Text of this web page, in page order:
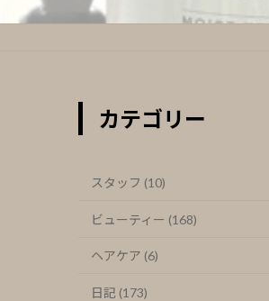
カテゴリー
スタッフ (10)
ビューティー (168)
ヘアケア (6)
日記 (173)